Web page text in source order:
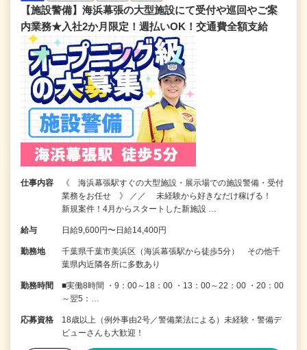
【施設警備】海浜幕張の大型施設にて受付や巡回やご案
内業務★入社2か月限定！週払いOK！交通費全額支給
仕事内容
《 海浜幕張駅すぐの大型施設・展示場での施設警備・受付
業務をお任せ 》 ／／ 未経験から好きなだけ稼げる！
新規案件！4月からスタートした新施設 …
給与 日給9,600円〜日給14,400円
勤務地
千葉県千葉市美浜区（海浜幕張駅から徒歩5分） その他千
葉県内近隣各所に多数あり
勤務時間
■実働8時間 ・9：00～18：00 ・13：00～22：00 ・20：00
～翌5：…
応募資格
18歳以上（例外事由2号／警備業法による）未経験・警備デ
ビューさんも大歓迎！